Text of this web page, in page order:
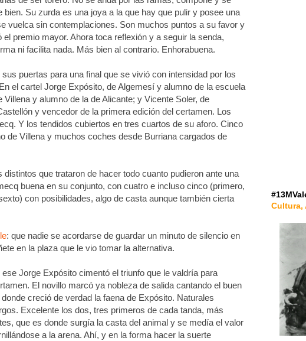
bien. Su zurda es una joya a la que hay que pulir y posee una
vuelca sin contemplaciones. Son muchos puntos a su favor y
premio mayor. Ahora toca reflexión y a seguir la senda,
ni facilita nada. Más bien al contrario. Enhorabuena.
puertas para una final que se vivió con intensidad por los
el cartel Jorge Expósito, de Algemesí y alumno de la escuela
Villena y alumno de la de Alicante; y Vicente Soler, de
y vencedor de la primera edición del certamen. Los
Y los tendidos cubiertos en tres cuartos de su aforo. Cinco
de Villena y muchos coches desde Burriana cargados de
distintos que trataron de hacer todo cuanto pudieron ante una
buena en su conjunto, con cuatro e incluso cinco (primero,
con posibilidades, algo de casta aunque también cierta
: que nadie se acordarse de guardar un minuto de silencio en
en la plaza que le vio tomar la alternativa.
Jorge Expósito cimentó el triunfo que le valdría para
El novillo marcó ya nobleza de salida cantando el buen
creció de verdad la faena de Expósito. Naturales
Excelente los dos, tres primeros de cada tanda, más
que es donde surgía la casta del animal y se medía el valor
a la arena. Ahí, y en la forma hacer la suerte
Cultura,